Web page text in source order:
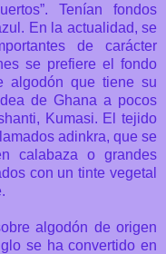
Tenían fondos
En la actualidad, se
de carácter
se prefiere el fondo
algodón que tiene su
de Ghana a pocos
Kumasi. El tejido
adinkra, que se
calabaza o grandes
con un tinte vegetal
algodón de origen
se ha convertido en